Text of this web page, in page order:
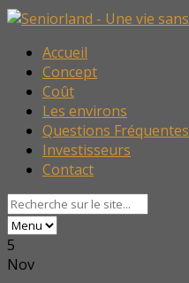
Accueil
Concept
Coût
Les environs
Questions Fréquentes
Investisseurs
Contact
5
Nov